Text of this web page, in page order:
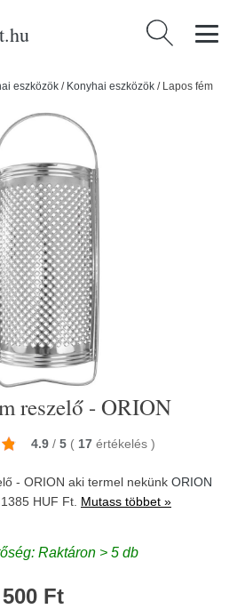
Keresés:
eszközök / Konyhai eszközök / Lapos fém
reszelő - ORION
4.9 / 5 ( 17 értékelés )
- ORION aki termel nekünk ORION
HUF Ft. Mutass többet »
Raktáron > 5 db
Ft